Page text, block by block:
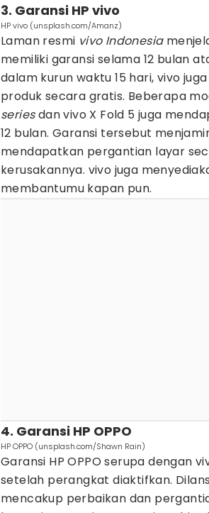
3. Garansi HP vivo
HP vivo (unsplash.com/Amanz)
Laman resmi vivo Indonesia
memiliki garansi selama 12 bulan
dalam kurun waktu 15 hari, vivo
produk secara gratis. Beberapa
seriesdan vivo X Fold 5 juga
12 bulan. Garansi tersebut
mendapatkan pergantian layar
kerusakannya. vivo juga
membantumu kapan pun.
4. Garansi HP OPPO
HP OPPO (unsplash.com/Shawn Rain)
Garansi HP OPPO serupa dengan
setelah perangkat diaktifkan.
mencakup perbaikan dan